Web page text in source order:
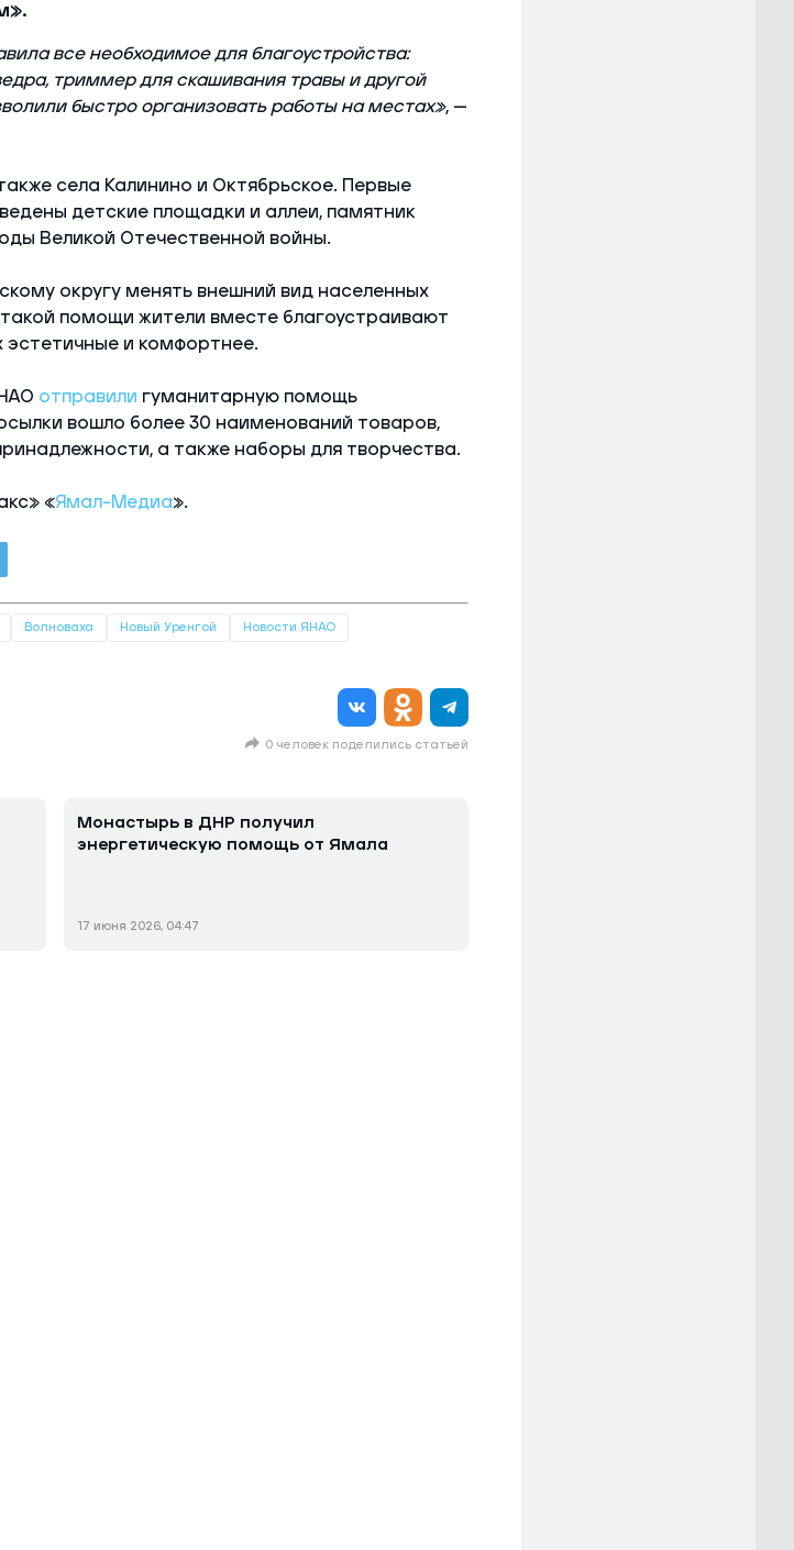
все необходимое для благоустройства:
триммер для скашивания травы и другой
быстро организовать работы на местах», —
села Калинино и Октябрьское. Первые
детские площадки и аллеи, памятник
Великой Отечественной войны.
округу менять внешний вид населенных
помощи жители вместе благоустраивают
и комфортнее.
отправили гуманитарную помощь
вошло более 30 наименований товаров,
а также наборы для творчества.
«Ямал-Медиа».
Волноваха Новый Уренгой Новости ЯНАО
0 человек поделились статьей
Монастырь в ДНР получил
энергетическую помощь от Ямала
17 июня 2026, 04:47